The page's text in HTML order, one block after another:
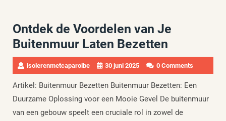
Ontdek de Voordelen van Je
Buitenmuur Laten Bezetten
isolerenmetcaparolbe 30 juni 2025 0 Comments
Artikel: Buitenmuur Bezetten Buitenmuur Bezetten: Een
Duurzame Oplossing voor een Mooie Gevel De buitenmuur
van een gebouw speelt een cruciale rol in zowel de